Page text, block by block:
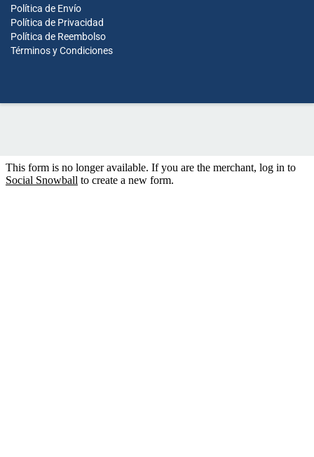
Política de Envío
Política de Privacidad
Política de Reembolso
Términos y Condiciones